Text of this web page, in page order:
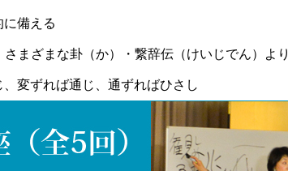
備える
まざまな卦（か）・繋辞伝（けいじでん）より
変ずれば通じ、通ずればひさし